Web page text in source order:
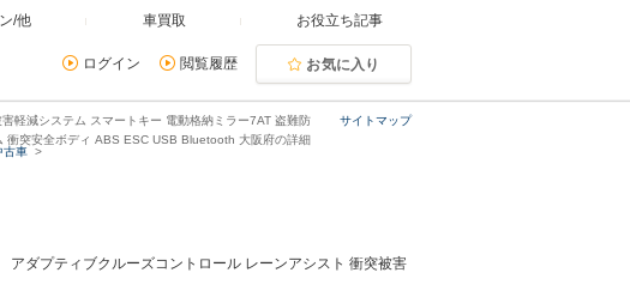
/他 車買取 お役立ち記事
ログイン 閲覧履歴 お気に入り
サイトマップ
軽減システム スマートキー 電動格納ミラー7AT 盗難防
衝突安全ボディ ABS ESC USB Bluetooth 大阪府の詳細
古車
ダプティブクルーズコントロール レーンアシスト 衝突被害